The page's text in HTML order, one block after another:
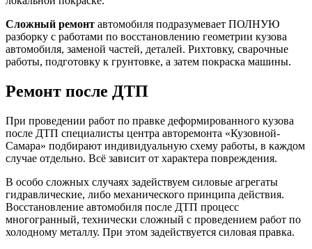
Сложный ремонт автомобиля подразумевает ПОЛНУЮ
разборку с работами по восстановлению геометрии кузова
автомобиля, заменой частей, деталей. Рихтовку, сварочные
работы, подготовку к грунтовке, а затем покраска машины.
Ремонт после ДТП
При проведении работ по правке деформированного кузова
после ДТП специалисты центра авторемонта «Кузовной-
Самара» подбирают индивидуальную схему работы, в каждом
случае отдельно. Всё зависит от характера повреждения.
В особо сложных случаях задействуем силовые агрегаты
гидравлические, либо механического принципа действия.
Восстановление автомобиля после ДТП процесс
многогранный, технически сложный с проведением работ по
холодному металлу. При этом задействуется силовая правка.